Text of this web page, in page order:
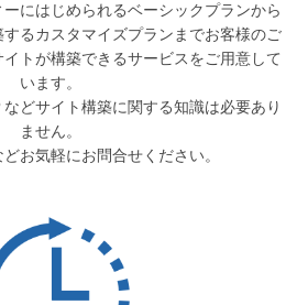
にはじめられるベーシックプランから
るカスタマイズプランまでお客様のご
トが構築できるサービスをご用意して
います。
どサイト構築に関する知識は必要あり
ません。
お気軽にお問合せください。